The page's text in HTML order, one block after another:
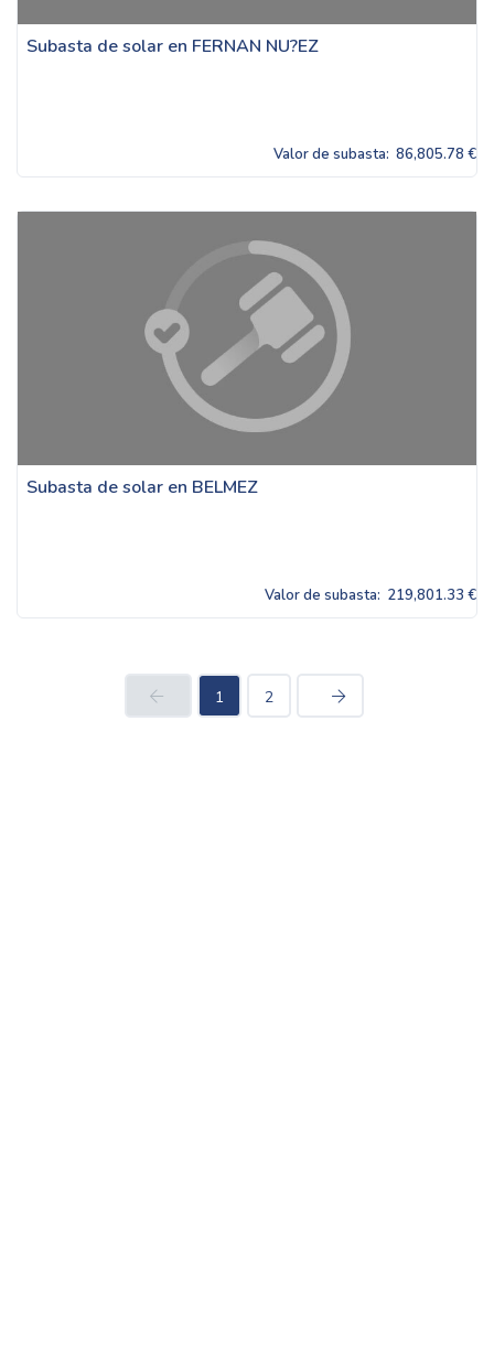
Subasta de solar en FERNAN NU?EZ
Valor de subasta: 86,805.78 €
Subasta de solar en BELMEZ
Valor de subasta: 219,801.33 €
1 2